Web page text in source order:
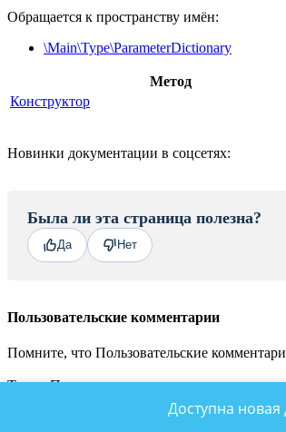
Обращается к пространству имён:
\Main\Type\ParameterDictionary
Метод
Конструктор
Новинки документации в соцсетях:
Была ли эта страница полезна?
Да Нет
Пользовательские комментарии
Помните, что Пользовательские
Также Пользовательские комментарии не
© «Битрикс», 2001-2026, «1С-Битрикс», 2026
Доступна